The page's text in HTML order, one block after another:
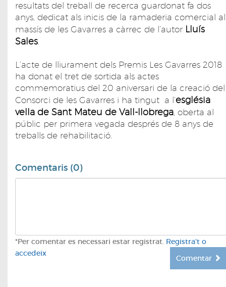
resultats del treball de recerca guardonat fa dos
anys, dedicat als inicis de la ramaderia comercial al
massís de les Gavarres a càrrec de l’autor Lluís
Sales.
L’acte de lliurament dels Premis Les Gavarres 2018
ha donat el tret de sortida als actes
commemoratius del 20 aniversari de la creació del
Consorci de les Gavarres i ha tingut a l’església
vella de Sant Mateu de Vall-llobrega, oberta al
públic per primera vegada després de 8 anys de
treballs de rehabilitació.
Comentaris (0)
*Per comentar es necessari estar registrat. Registra't o
accedeix
Comentar